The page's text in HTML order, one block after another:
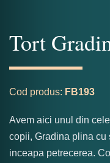
Tort
Cod produs: FB193
Avem aici unul din
copii, Gradina plina cu
inceapa petrecerea.